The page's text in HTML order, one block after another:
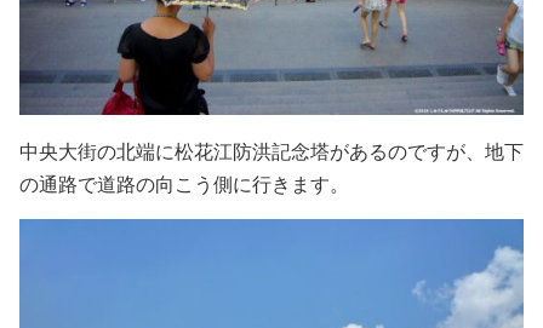
中央大街の北端に松花江防洪記念塔があるのですが、地下
の通路で道路の向こう側に行きます。